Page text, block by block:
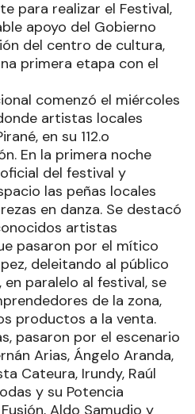
para realizar el Festival,
apoyo del Gobierno
del centro de cultura,
primera etapa con el
comenzó el miércoles
artistas locales
en su 112.o
En la primera noche
del festival y
las peñas locales
en danza. Se destacó
artistas
pasaron por el mítico
deleitando al público
paralelo al festival, se
de la zona,
productos a la venta.
pasaron por el escenario
Arias, Ángelo Aranda,
Cateura, Irundy, Raúl
y su Potencia